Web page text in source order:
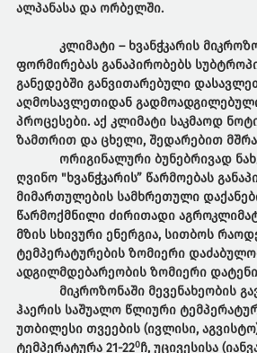
ალპანასა და ორბელში.
კლიმატი– ხვანჭკარის
ფორმირებას განაპირობებს
განედებში განვითარებული
აღმოსავლეთიდან
პროცესები. აქ კლიმატი საკმაოდ
ზამთრით და ცხელი, შედარებით
ორიგინალური ბუნებრივად
ღვინო "ხვანჭკარის” წარმოებას
მიმართულების სამხრეთული
წარმოქმნილი ძირითადი
მზის სხივური ენერგია, სითბოს
ტემპერატურების ზომიერი
ადგილმდებარეობის ზომიერი
მიკროზონაში მევენახეობის
ჰაერის საშუალო წლიური
უთბილესი თვეების (ივლისი,
ტემპერატურა 21-220ჩ, უცივესისა